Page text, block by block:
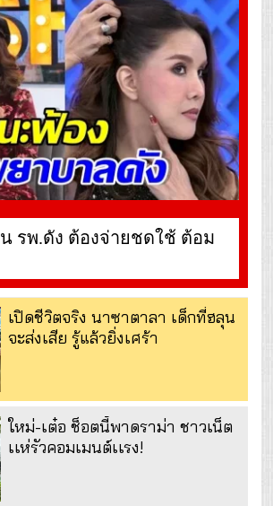
รพ.ดัง ต้องจ่ายชดใช้ ต้อม
เปิดชีวิตจริง นาซาตาลา เด็กที่ฮลุน
จะส่งเสีย รู้แล้วยิ่งเศร้า
ใหม่-เต๋อ ช็อตนี้พาดราม่า ชาวเน็ต
เเห่รัวคอมเมนต์เเรง!